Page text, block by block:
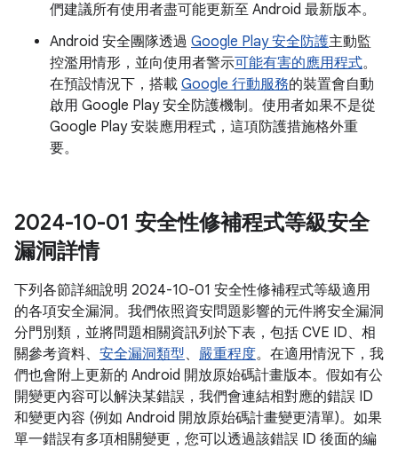
們建議所有使用者盡可能更新至 Android 最新版本。
Android 安全團隊透過 Google Play 安全防護主動監
控濫用情形，並向使用者警示可能有害的應用程式。
在預設情況下，搭載 Google 行動服務的裝置會自動
啟用 Google Play 安全防護機制。使用者如果不是從
Google Play 安裝應用程式，這項防護措施格外重
要。
2024-10-01 安全性修補程式等級安全
漏洞詳情
下列各節詳細說明 2024-10-01 安全性修補程式等級適用
的各項安全漏洞。我們依照資安問題影響的元件將安全漏洞
分門別類，並將問題相關資訊列於下表，包括 CVE ID、相
關參考資料、 安全漏洞類型、 嚴重程度。在適用情況下，我
們也會附上更新的 Android 開放原始碼計畫版本。假如有公
開變更內容可以解決某錯誤，我們會連結相對應的錯誤 ID
和變更內容 (例如 Android 開放原始碼計畫變更清單)。如果
單一錯誤有多項相關變更，您可以透過該錯誤 ID 後面的編